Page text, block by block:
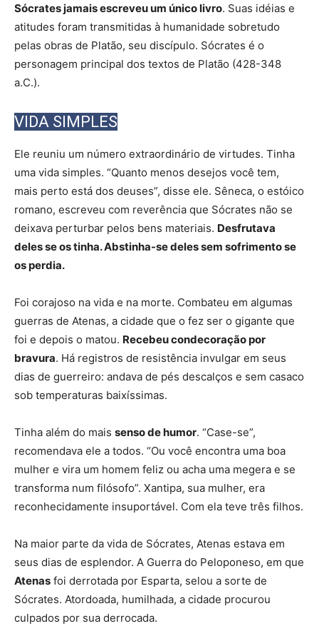
Sócrates jamais escreveu um único livro. Suas idéias e
atitudes foram transmitidas à humanidade sobretudo
pelas obras de Platão, seu discípulo. Sócrates é o
personagem principal dos textos de Platão (428-348
a.C.).
VIDA SIMPLES
Ele reuniu um número extraordinário de virtudes. Tinha
uma vida simples. “Quanto menos desejos você tem,
mais perto está dos deuses”, disse ele. Sêneca, o estóico
romano, escreveu com reverência que Sócrates não se
deixava perturbar pelos bens materiais. Desfrutava
deles se os tinha. Abstinha-se deles sem sofrimento se
os perdia.
Foi corajoso na vida e na morte. Combateu em algumas
guerras de Atenas, a cidade que o fez ser o gigante que
foi e depois o matou. Recebeu condecoração por
bravura. Há registros de resistência invulgar em seus
dias de guerreiro: andava de pés descalços e sem casaco
sob temperaturas baixíssimas.
Tinha além do mais senso de humor. “Case-se”,
recomendava ele a todos. “Ou você encontra uma boa
mulher e vira um homem feliz ou acha uma megera e se
transforma num filósofo”. Xantipa, sua mulher, era
reconhecidamente insuportável. Com ela teve três filhos.
Na maior parte da vida de Sócrates, Atenas estava em
seus dias de esplendor. A Guerra do Peloponeso, em que
Atenas foi derrotada por Esparta, selou a sorte de
Sócrates. Atordoada, humilhada, a cidade procurou
culpados por sua derrocada.